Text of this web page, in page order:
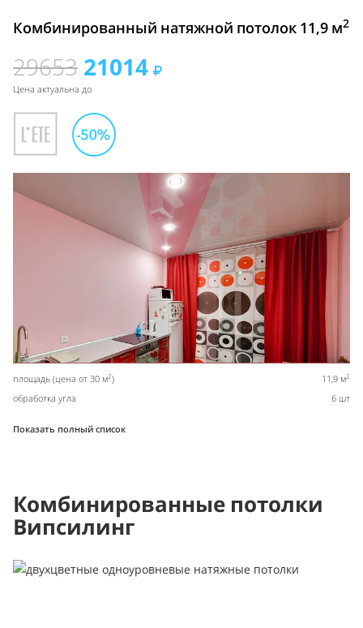
Комбинированный натяжной потолок 11,9 м2
29653 21014
Цена актуальна до
площадь (цена от 30 м2) 11,9 м2
обработка угла 6 шт
Показать полный список
Комбинированные потолки
Випсилинг